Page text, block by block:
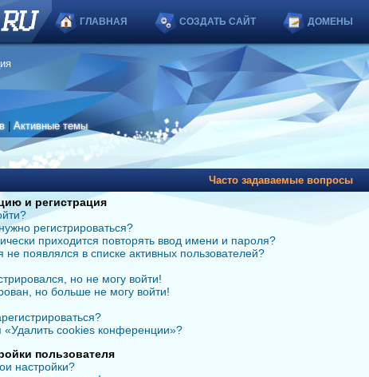
ГЛАВНАЯ СОЗДАТЬ САЙТ ДОМЕНЫ
|Активные темы
Часто задаваемые вопросы
и регистрация
регистрироваться?
приходится повторять ввод имени и пароля?
не появлялся в списке активных пользователей?
но не могу войти!
но больше не могу войти!
«Удалить cookies конференции»?
пользователя
настройки?